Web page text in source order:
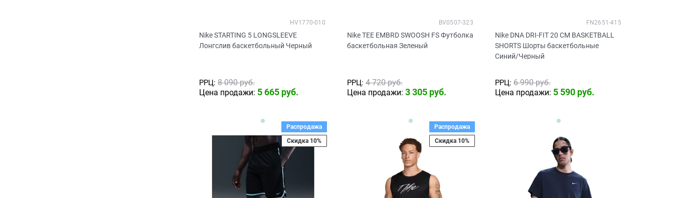
Nike STARTING 5 LONGSLEEVE
Лонгслив баскетбольный Черный
HV1770-010
РРЦ: 8 090 руб.
Цена продажи: 5 665 руб.
Nike TEE EMBRD SWOOSH FS Футболка
баскетбольная Зеленый
BV0507-323
РРЦ: 4 720 руб.
Цена продажи: 3 305 руб.
Nike DNA DRI-FIT 20 CM BASKETBALL
SHORTS Шорты баскетбольные
Синий/Черный
FN2651-415
РРЦ: 6 990 руб.
Цена продажи: 5 590 руб.
Распродажа
Скидка 10%
Распродажа
Скидка 10%